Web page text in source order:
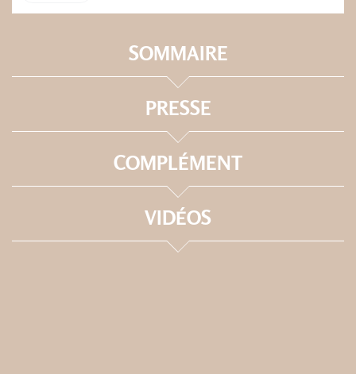
SOMMAIRE
PRESSE
COMPLÉMENT
VIDÉOS